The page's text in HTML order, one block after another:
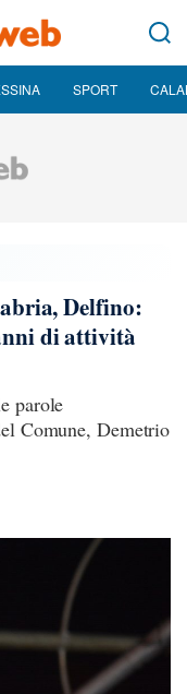
SPORT
Delfino:
di attività
parole
Comune, Demetrio